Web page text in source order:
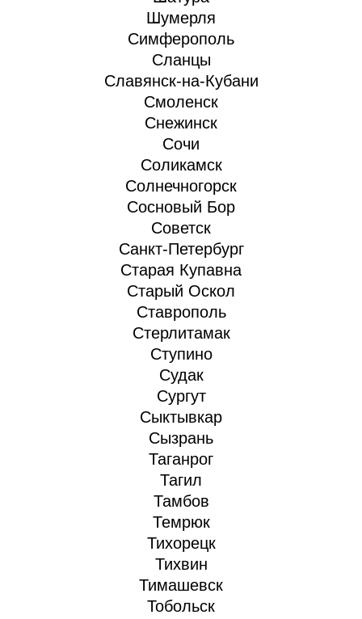
Шумерля
Симферополь
Сланцы
Славянск-на-Кубани
Смоленск
Снежинск
Сочи
Соликамск
Солнечногорск
Сосновый Бор
Советск
Санкт-Петербург
Старая Купавна
Старый Оскол
Ставрополь
Стерлитамак
Ступино
Судак
Сургут
Сыктывкар
Сызрань
Таганрог
Тагил
Тамбов
Темрюк
Тихорецк
Тихвин
Тимашевск
Тобольск